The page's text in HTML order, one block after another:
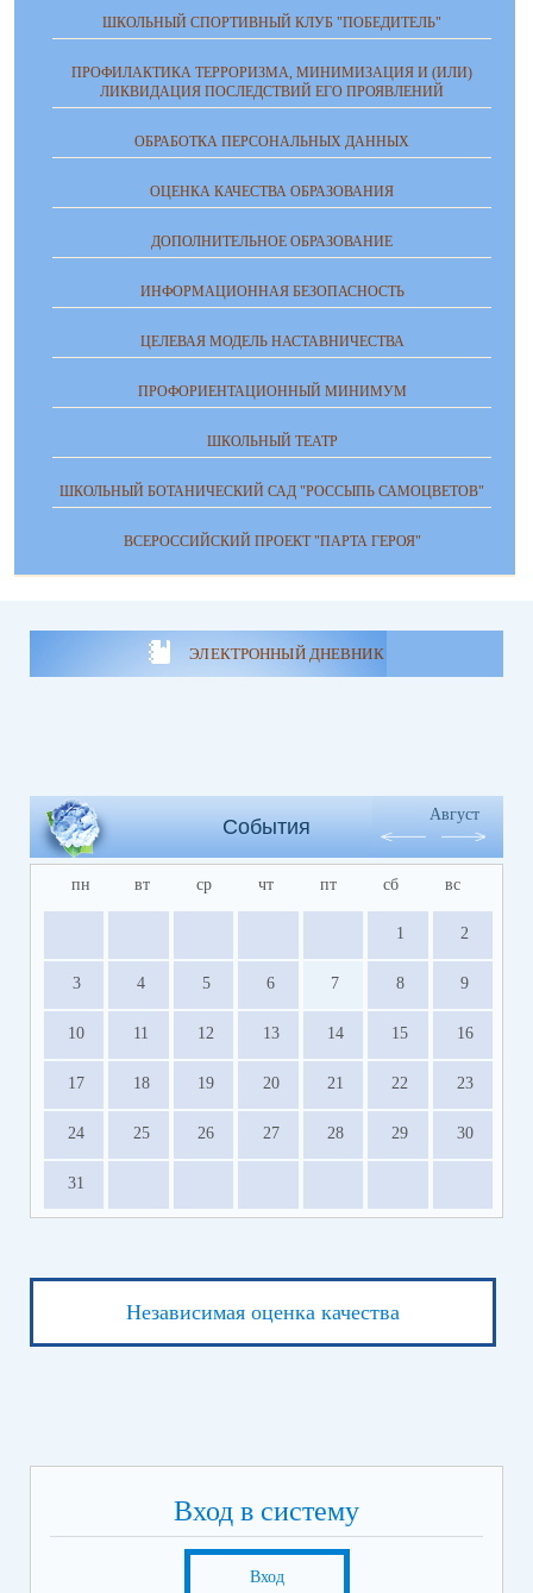
ШКОЛЬНЫЙ СПОРТИВНЫЙ КЛУБ "ПОБЕДИТЕЛЬ"
ПРОФИЛАКТИКА ТЕРРОРИЗМА, МИНИМИЗАЦИЯ И (ИЛИ)
ЛИКВИДАЦИЯ ПОСЛЕДСТВИЙ ЕГО ПРОЯВЛЕНИЙ
ОБРАБОТКА ПЕРСОНАЛЬНЫХ ДАННЫХ
ОЦЕНКА КАЧЕСТВА ОБРАЗОВАНИЯ
ДОПОЛНИТЕЛЬНОЕ ОБРАЗОВАНИЕ
ИНФОРМАЦИОННАЯ БЕЗОПАСНОСТЬ
ЦЕЛЕВАЯ МОДЕЛЬ НАСТАВНИЧЕСТВА
ПРОФОРИЕНТАЦИОННЫЙ МИНИМУМ
ШКОЛЬНЫЙ ТЕАТР
ШКОЛЬНЫЙ БОТАНИЧЕСКИЙ САД "РОССЫПЬ САМОЦВЕТОВ"
ВСЕРОССИЙСКИЙ ПРОЕКТ "ПАРТА ГЕРОЯ"
ЭЛЕКТРОННЫЙ ДНЕВНИК
События
Август
пн вт ср чт пт сб вс
1 2
3 4 5 6 7 8 9
10 11 12 13 14 15 16
17 18 19 20 21 22 23
24 25 26 27 28 29 30
31
Независимая оценка качества
Вход в систему
Вход